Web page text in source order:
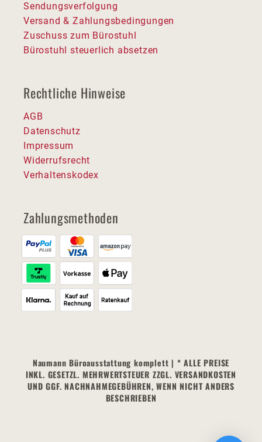
Sendungsverfolgung
Versand & Zahlungsbedingungen
Zuschuss zum Bürostuhl
Bürostuhl steuerlich absetzen
Rechtliche Hinweise
AGB
Datenschutz
Impressum
Widerrufsrecht
Verhaltenskodex
Zahlungsmethoden
Naumann Büroausstattung komplett | * ALLE PREISE
INKL. GESETZL. MEHRWERTSTEUER ZZGL. VERSANDKOSTEN
UND GGF. NACHNAHMEGEBÜHREN, WENN NICHT ANDERS
BESCHRIEBEN